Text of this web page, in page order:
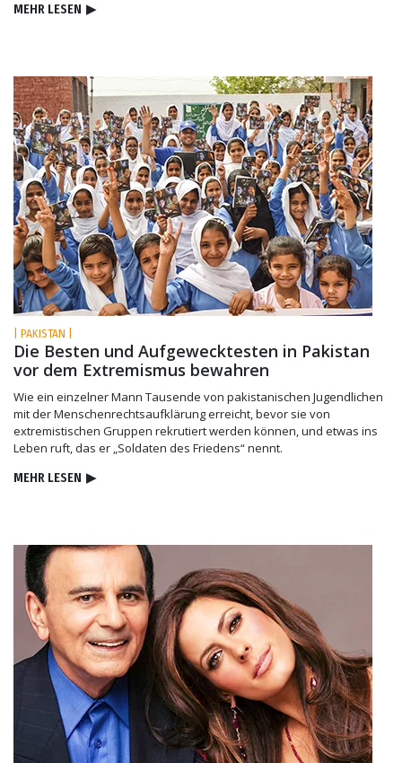
MEHR LESEN ▶
| PAKISTAN |
Die Besten und Aufgewecktesten in Pakistan
vor dem Extremismus bewahren
Wie ein einzelner Mann Tausende von pakistanischen Jugendlichen
mit der Menschenrechtsaufklärung erreicht, bevor sie von
extremistischen Gruppen rekrutiert werden können, und etwas ins
Leben ruft, das er „Soldaten des Friedens“ nennt.
MEHR LESEN ▶